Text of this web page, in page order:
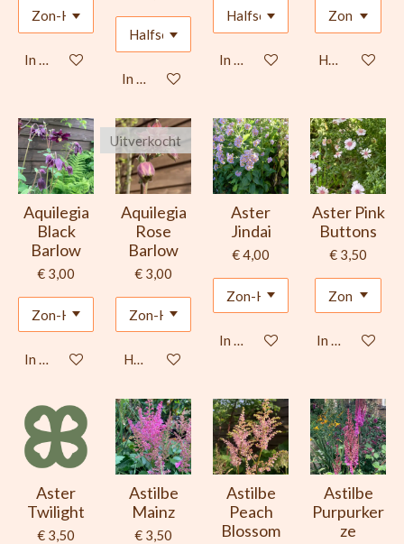
In winkelwagen
In winkelwagen
In winkelwagen Houd mij op
Aquilegia
Black
Barlow
€ 3,00
In winkelwagen
Uitverkocht
Aquilegia
Rose
Barlow
€ 3,00
Houd mij op de hoogte
Aster
Jindai
€ 4,00
In winkelwagen
Aster Pink
Buttons
€ 3,50
In
Aster
Twilight
€ 3,50
Astilbe
Mainz
€ 3,50
Astilbe
Peach
Blossom
Astilbe
Purpurker
ze